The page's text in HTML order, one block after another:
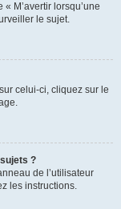
M’avertir lorsqu’une
le sujet.
celui-ci, cliquez sur le
?
de l’utilisateur
les instructions.